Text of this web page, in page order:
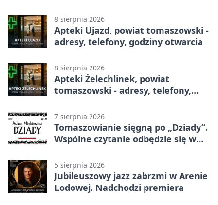
8 sierpnia 2026
Apteki Ujazd, powiat tomaszowski -
adresy, telefony, godziny otwarcia
8 sierpnia 2026
Apteki Żelechlinek, powiat
tomaszowski - adresy, telefony,
7 sierpnia 2026
Tomaszowianie sięgną po „Dziady”.
Wspólne czytanie odbędzie się w
5 sierpnia 2026
Jubileuszowy jazz zabrzmi w Arenie
Lodowej. Nadchodzi premiera